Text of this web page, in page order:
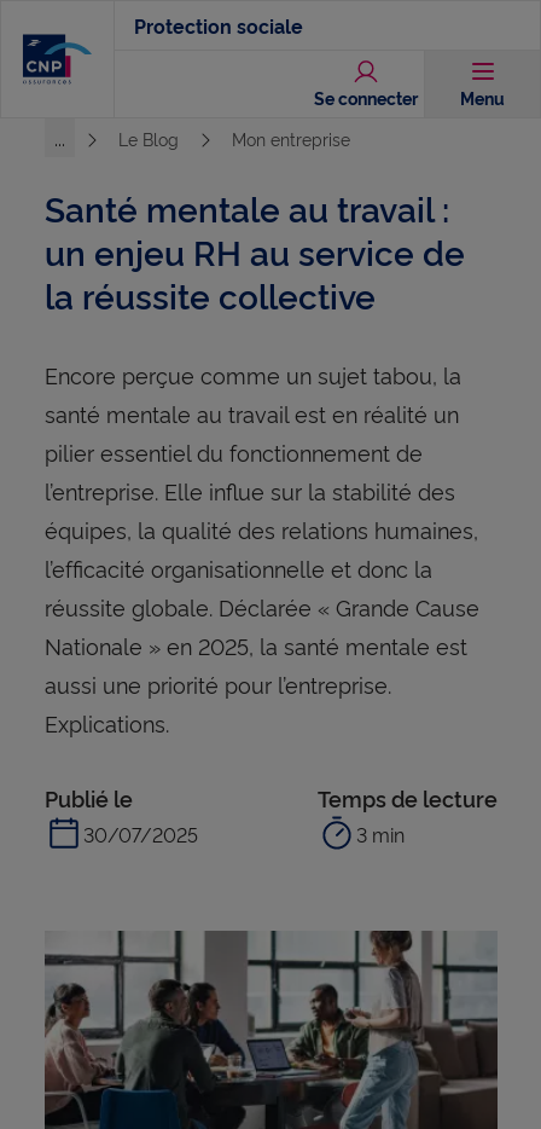
contenu
Protection sociale
Se connecter Menu
...
Le Blog Mon entreprise
Santé mentale au travail :
un enjeu RH au service de
la réussite collective
Encore perçue comme un sujet tabou, la
santé mentale au travail est en réalité un
pilier essentiel du fonctionnement de
l’entreprise. Elle influe sur la stabilité des
équipes, la qualité des relations humaines,
l’efficacité organisationnelle et donc la
réussite globale. Déclarée « Grande Cause
Nationale » en 2025, la santé mentale est
aussi une priorité pour l’entreprise.
Explications.
Publié le
30/07/2025
Temps de lecture
3 min